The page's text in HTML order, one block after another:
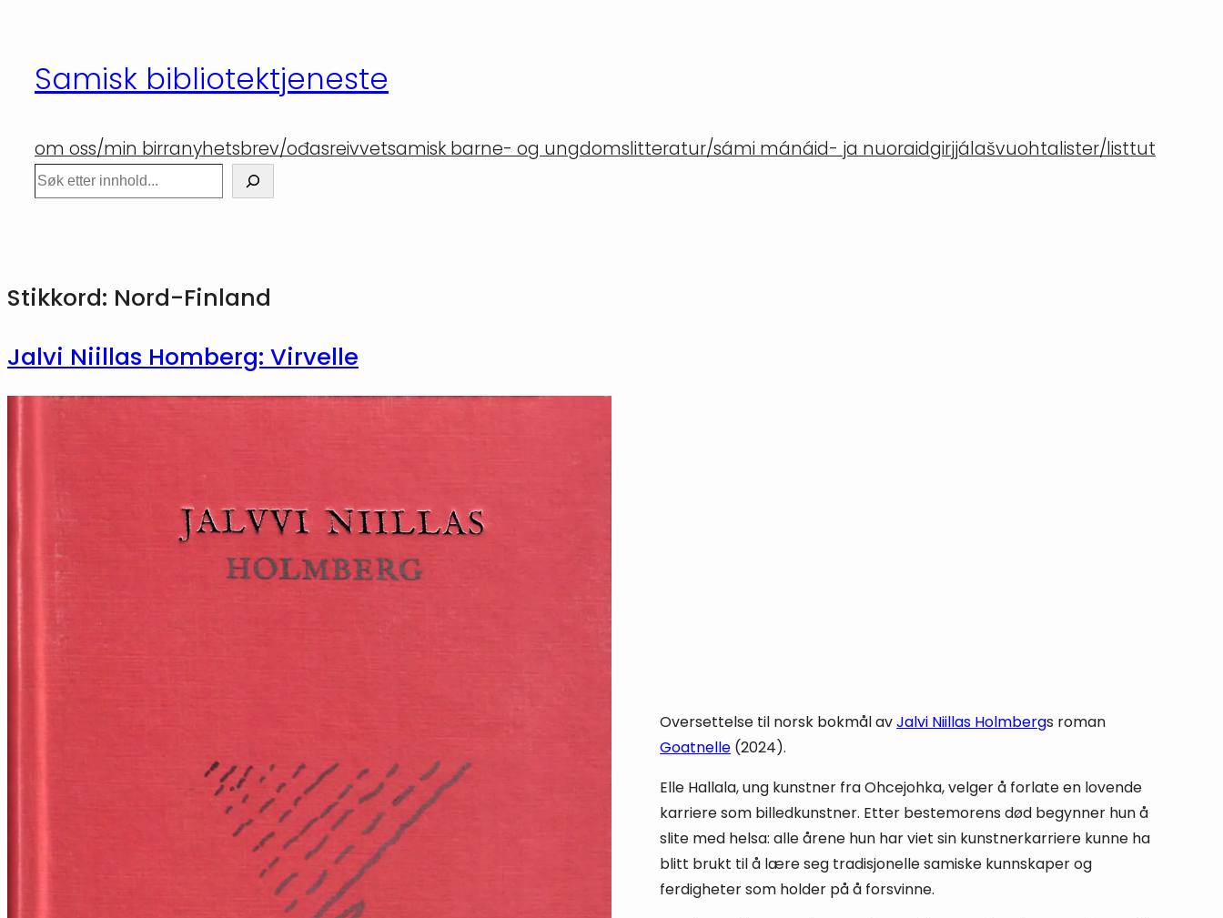
innholdSamisk bibliotektjeneste
om oss/min birranyhetsbrev/ođasreivvetsamisk barne- og ungdomslitteratur/sámi mánáid- ja nuoraidgirjjálašvuohtalister/listtut
Søk
Stikkord: Nord-Finland
Jalvi Niillas Homberg: Virvelle
Oversettelse til norsk bokmål avJalvi Niillas Holmbergs roman
Goatnelle (2024).
Elle Hallala, ung kunstner fra Ohcejohka, velger å forlate en lovende
karriere som billedkunstner. Etter bestemorens død begynner hun å
slite med helsa: alle årene hun har viet sin kunstnerkarriere kunne ha
blitt brukt til å lære seg tradisjonelle samiske kunnskaper og
ferdigheter som holder på å forsvinne.